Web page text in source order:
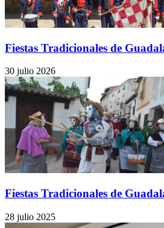
Fiestas Tradicionales de
30 julio 2026
Fiestas Tradicionales de
28 julio 2025